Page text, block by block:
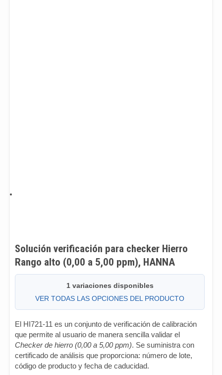
Solución verificación para checker Hierro
Rango alto (0,00 a 5,00 ppm), HANNA
1 variaciones disponibles
VER TODAS LAS OPCIONES DEL PRODUCTO
El HI721-11 es un conjunto de verificación de calibración
que permite al usuario de manera sencilla validar el
Checker de hierro (0,00 a 5,00 ppm). Se suministra con
certificado de análisis que proporciona: número de lote,
código de producto y fecha de caducidad.